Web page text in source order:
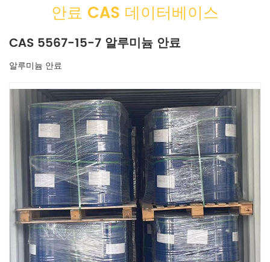
안료 CAS 데이터베이스
CAS 5567-15-7 알루미늄 안료
알루미늄 안료